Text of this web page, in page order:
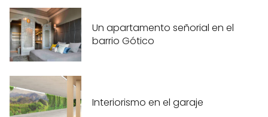
Un apartamento señorial en el
barrio Gótico
Interiorismo en el garaje